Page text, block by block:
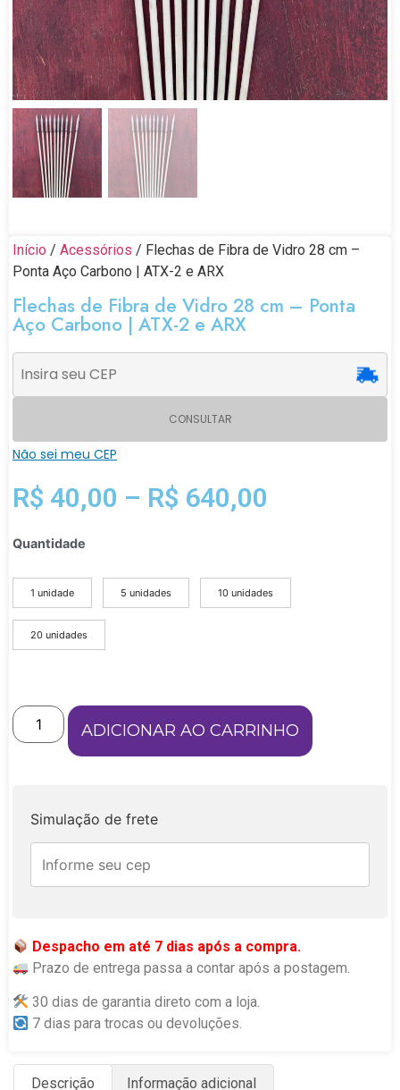
Início / Acessórios / Flechas de Fibra de Vidro 28 cm –
Ponta Aço Carbono | ATX-2 e ARX
Flechas de Fibra de Vidro 28 cm – Ponta
Aço Carbono | ATX-2 e ARX
CONSULTAR
Não sei meu CEP
R$ 40,00 – R$ 640,00
Quantidade
1 unidade 5 unidades 10 unidades
20 unidades
ADICIONAR AO CARRINHO
Simulação de frete
Despacho em até 7 dias após a compra.
Prazo de entrega passa a contar após a postagem.
30 dias de garantia direto com a loja.
7 dias para trocas ou devoluções.
Descrição Informação adicional